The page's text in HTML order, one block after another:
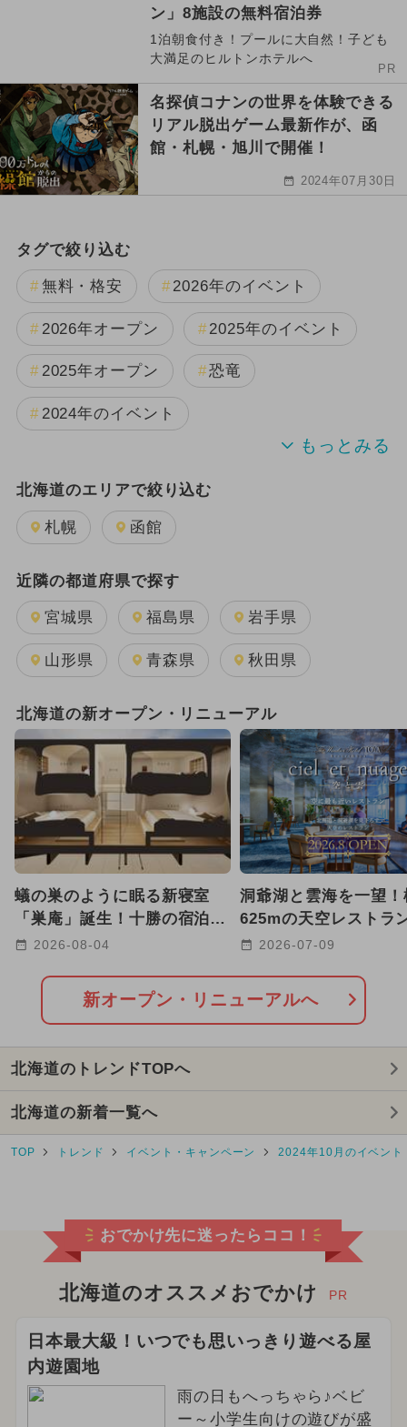
ン」8施設の無料宿泊券
1泊朝食付き！プールに大自然！子ども
大満足のヒルトンホテルへ
PR
名探偵コナンの世界を体験できる
リアル脱出ゲーム最新作が、函
館・札幌・旭川で開催！
2024年07月30日
タグで絞り込む
無料・格安 2026年のイベント
2026年オープン 2025年のイベント
2025年オープン 恐竜
2024年のイベント
夏休み 雨の日OK
日帰り 2026年1月のイベント
2025年12月のイベント
2026年8月のイベント
2026年2月のイベント
2025年8月のイベント
2025年5月のイベント
2025年11月のイベント
GW(ゴールデンウィーク)
2026年3月のイベント
2024年8月のイベント
2025年10月のイベント
2025年3月のイベント
2026年7月のイベント
2026年4月のイベント
2025年7月のイベント
2025年4月のイベント
2025年1月のイベント
北海道のエリアで絞り込む
札幌 函館
近隣の都道府県で探す
宮城県 福島県 岩手県
山形県 青森県 秋田県
北海道の新オープン・リニューアル
蟻の巣のように眠る新寝室
「巣庵」誕生！十勝の宿泊施
設HOTORIに 最大6名まで
2026-08-04
洞爺湖と雲海を一望！
625mの天空レストラ
「ciel et nuage」が
2026-07-09
新オープン・リニューアルへ
北海道のトレンドTOPへ
北海道の新着一覧へ
TOP トレンド イベント・キャンペーン 2024年10月のイベント
おでかけ先に迷ったらココ！
北海道のオススメおでかけ PR
日本最大級！いつでも思いっきり遊べる屋
内遊園地
雨の日もへっちゃら♪ベビ
ー～小学生向けの遊びが盛